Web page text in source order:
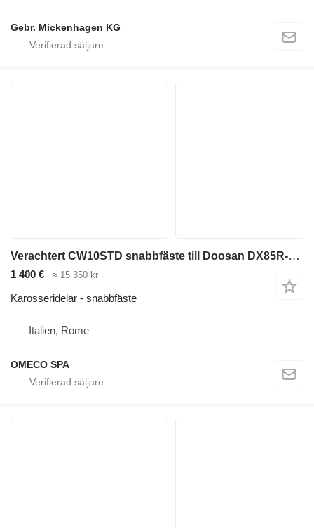
Gebr. Mickenhagen KG
Verachtert CW10STD snabbfäste till Doosan DX85R-3 midigrävare
1 400 € ≈ 15 350 kr
Karosseridelar - snabbfäste
Italien, Rome
OMECO SPA